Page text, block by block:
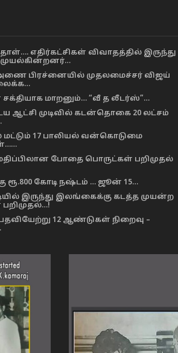
எதிர்கட்சிகள் விவாதத்தில் இருந்து
பிரச்னையில் முதலமைச்சர் விஜய்
மாறனும்… “வீ த லீடர்ஸ்”…
ஆட்சி முடிவில் கடன்தொகை 20 லட்சம்
மட்டும் 17 பாலியல் வன்கொடுமை
மதிப்பிலான போதை பொருட்கள் பறிமுதல்
ரூ.800 கோடி நஷ்டம் … ஜூன் 15…
இருந்து இலங்கைக்கு கடத்த முயன்ற
பதவியேற்று 12 ஆண்டுகள் நிறைவு –